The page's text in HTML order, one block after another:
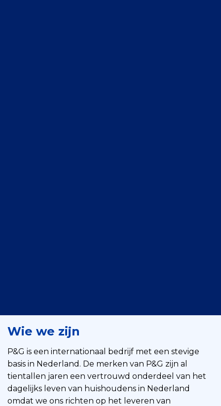
Wie we zijn
P&G is een internationaal bedrijf met een stevige
basis in Nederland. De merken van P&G zijn al
tientallen jaren een vertrouwd onderdeel van het
dagelijks leven van huishoudens in Nederland
omdat we ons richten op het leveren van